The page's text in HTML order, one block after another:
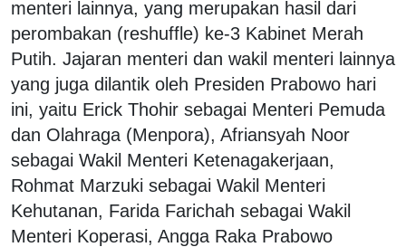
menteri lainnya, yang merupakan hasil dari
perombakan (reshuffle) ke-3 Kabinet Merah
Putih. Jajaran menteri dan wakil menteri lainnya
yang juga dilantik oleh Presiden Prabowo hari
ini, yaitu Erick Thohir sebagai Menteri Pemuda
dan Olahraga (Menpora), Afriansyah Noor
sebagai Wakil Menteri Ketenagakerjaan,
Rohmat Marzuki sebagai Wakil Menteri
Kehutanan, Farida Farichah sebagai Wakil
Menteri Koperasi, Angga Raka Prabowo